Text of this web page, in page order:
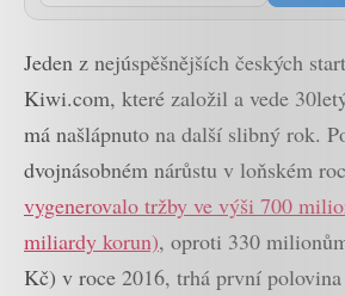
Jeden z nejúspěšnějších českých
Kiwi.com, které založil a vede
má našlápnuto na další slibný rok.
dvojnásobném nárůstu v loňském
vygenerovalo tržby ve výši 700
miliardy korun), oproti 330
Kč) v roce 2016, trhá první